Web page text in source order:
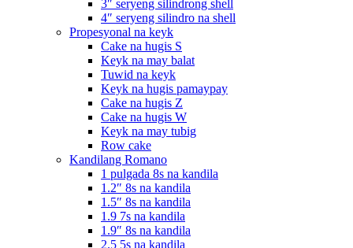
3″ seryeng silindrong shell
4″ seryeng silindro na shell
Propesyonal na keyk
Cake na hugis S
Keyk na may balat
Tuwid na keyk
Keyk na hugis pamaypay
Cake na hugis Z
Cake na hugis W
Keyk na may tubig
Row cake
Kandilang Romano
1 pulgada 8s na kandila
1.2″ 8s na kandila
1.5″ 8s na kandila
1.9 7s na kandila
1.9″ 8s na kandila
2.5 5s na kandila